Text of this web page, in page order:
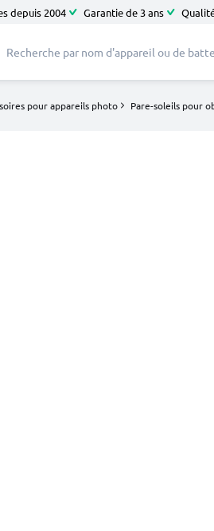
depuis 2004 Garantie de 3 ans
pour appareils photo Pare-soleils pour